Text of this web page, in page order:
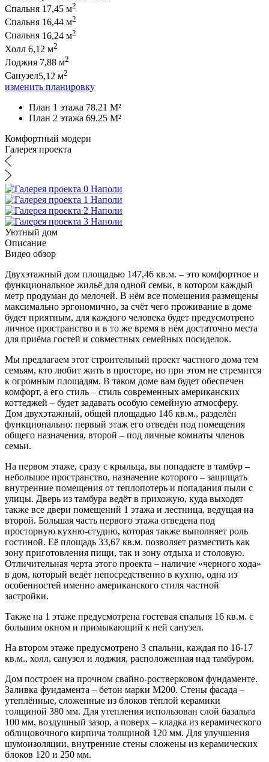
Спальня 17,45 м2
Спальня 16,44 м2
Спальня 16,24 м2
Холл 6,12 м2
Лоджия 7,88 м2
Санузел5,12 м2
изменить планировку
План 1 этажа 78.21 M²
План 2 этажа 69.25 M²
Комфортный модерн
Галерея проекта
Уютный дом
Описание
Видео обзор
Двухэтажный дом площадью 147,46 кв.м. – это комфортное и
функциональное жильё для одной семьи, в котором каждый
метр продуман до мелочей. В нём все помещения размещены
максимально эргономично, за счёт чего проживание в доме
будет приятным, для каждого человека будет предусмотрено
личное пространство и в то же время в нём достаточно места
для приёма гостей и совместных семейных посиделок.
Мы предлагаем этот строительный проект частного дома тем
семьям, кто любит жить в просторе, но при этом не стремится
к огромным площадям. В таком доме вам будет обеспечен
комфорт, а его стиль – стиль современных американских
коттеджей – будет задавать особую семейную атмосферу.
Дом двухэтажный, общей площадью 146 кв.м., разделён
функционально: первый этаж его отведён под помещения
общего назначения, второй – под личные комнаты членов
семьи.
На первом этаже, сразу с крыльца, вы попадаете в тамбур –
небольшое пространство, назначение которого – защищать
внутренние помещения от теплопотерь и попадания пыли с
улицы. Дверь из тамбура ведёт в прихожую, куда выходят
также все двери помещений 1 этажа и лестница, ведущая на
второй. Большая часть первого этажа отведена под
просторную кухню-студию, которая также выполняет роль
гостиной. Её площадь 33,67 кв.м. позволяет разместить как
зону приготовления пищи, так и зону отдыха и столовую.
Отличительная черта этого проекта – наличие «черного хода»
в дом, который ведёт непосредственно в кухню, одна из
особенностей именно американского стиля частной
застройки.
Также на 1 этаже предусмотрена гостевая спальня 16 кв.м. с
большим окном и примыкающий к ней санузел.
На втором этаже предусмотрено 3 спальни, каждая по 16-17
кв.м., холл, санузел и лоджия, расположенная над тамбуром.
Дом построен на прочном свайно-ростверковом фундаменте.
Заливка фундамента – бетон марки М200. Стены фасада –
утеплённые, сложенные из блоков тёплой керамики
толщиной 380 мм. Для утепления использован слой базальта
100 мм, воздушный зазор, а поверх – кладка из керамического
облицовочного кирпича толщиной 120 мм. Для улучшения
шумоизоляции, внутренние стены сложены из керамических
блоков 120 и 250 мм.